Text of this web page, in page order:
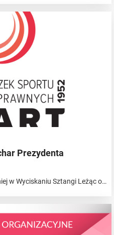
Prezydenta
w Wyciskaniu Sztangi Leżąc o…